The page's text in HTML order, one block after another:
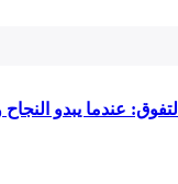
عندما يبدو النجاح